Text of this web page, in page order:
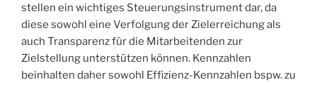
stellen ein wichtiges Steuerungsinstrument dar, da
diese sowohl eine Verfolgung der Zielerreichung als
auch Transparenz für die Mitarbeitenden zur
Zielstellung unterstützen können. Kennzahlen
beinhalten daher sowohl Effizienz-Kennzahlen bspw. zu